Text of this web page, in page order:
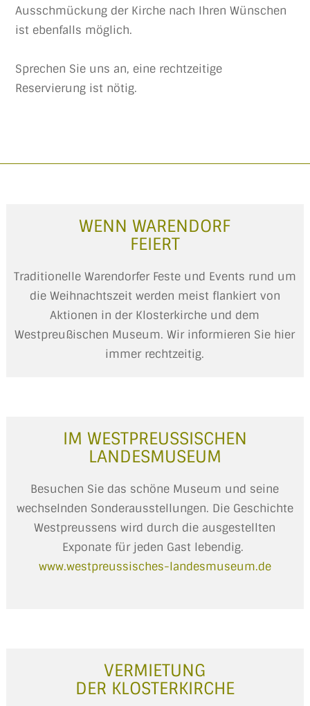
Ausschmückung der Kirche nach Ihren Wünschen
ist ebenfalls möglich.
Sprechen Sie uns an, eine rechtzeitige
Reservierung ist nötig.
WENN WARENDORF
FEIERT
Traditionelle Warendorfer Feste und Events rund um
die Weihnachtszeit werden meist flankiert von
Aktionen in der Klosterkirche und dem
Westpreußischen Museum. Wir informieren Sie hier
immer rechtzeitig.
IM WESTPREUSSISCHEN
LANDESMUSEUM
Besuchen Sie das schöne Museum und seine
wechselnden Sonderausstellungen. Die Geschichte
Westpreussens wird durch die ausgestellten
Exponate für jeden Gast lebendig.
www.westpreussisches-landesmuseum.de
VERMIETUNG
DER KLOSTERKIRCHE